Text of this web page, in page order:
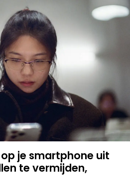
je smartphone uit
te vermijden,